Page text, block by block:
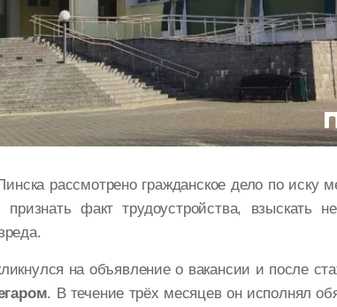
рассмотрено гражданское дело по иску
факт трудоустройства, взыскать
на объявление о вакансии и после
. В течение трёх месяцев он исполнял